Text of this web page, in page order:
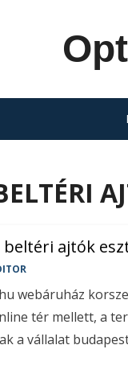
ajtók
webáruház
tér mellett, a
a vállalat